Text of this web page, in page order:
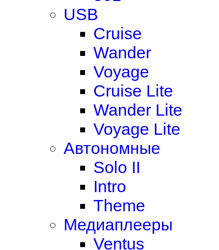
USB
Cruise
Wander
Voyage
Cruise Lite
Wander Lite
Voyage Lite
Автономные
Solo II
Intro
Theme
Медиаплееры
Ventus